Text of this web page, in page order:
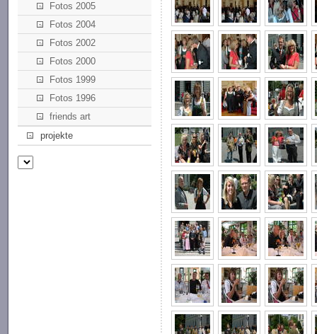
Fotos 2005
Fotos 2004
Fotos 2002
Fotos 2000
Fotos 1999
Fotos 1996
friends art
projekte